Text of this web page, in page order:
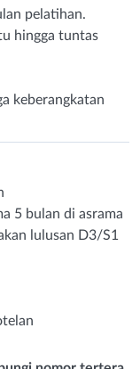
pelatihan.
hingga tuntas
keberangkatan
5 bulan di asrama
lulusan D3/S1